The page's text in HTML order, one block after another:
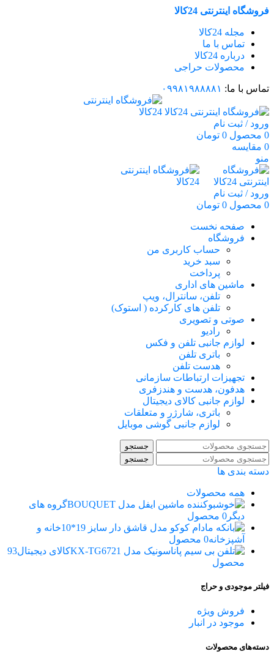
فروشگاه اینترنتی 24کالا
مجله 24کالا
تماس با ما
درباره 24کالا
محصولات حراجی
تماس با ما: ۰۹۹۸۱۹۸۸۸۸۱
ورود / ثبت نام
0 محصول 0 تومان
0 مقایسه
منو
ورود / ثبت نام
0 محصول 0 تومان
صفحه نخست
فروشگاه
حساب کاربری من
سبد خرید
پرداخت
ماشین های اداری
تلفن، سانترال، ویپ
تلفن های کارکرده ( استوک)
صوتی و تصویری
رادیو
لوازم جانبی تلفن و فکس
باتری تلفن
هدست تلفن
تجهیزات ارتباطات سازمانی
هدفون، هدست و هندزفری
لوازم جانبی کالای دیجیتال
باتری، شارژر و متعلقات
لوازم جانبی گوشی موبایل
جستجو
جستجو
دسته بندی ها
همه محصولات
گروه های
دیگر 0 محصول
خانه و
آشپزخانه0 محصول
کالای دیجیتال93
محصول
فیلتر موجودی و حراج
فروش ویژه
موجود در انبار
دسته‌های محصولات